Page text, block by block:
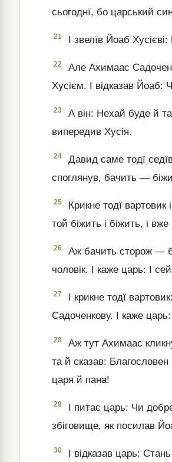
сьогоднї, бо царський
21 І звелїв Йоаб
22
Але Ахимаас
Хусієм. І відказав Йоаб:
23
А він: Нехай буде й
випередив Хусія.
24
Давид саме тодї
споглянув, бачить —
25
Крикне тодї
той біжить і біжить, і
26
Аж бачить сторож —
чоловік. І каже царь: І
27
І крикне тодї
Садоченкову. І каже
28
Аж тут Ахимаас
та й сказав:
царя й пана!
29
І питає царь: Чи
збіговище, як посилав
30 І відказав царь: